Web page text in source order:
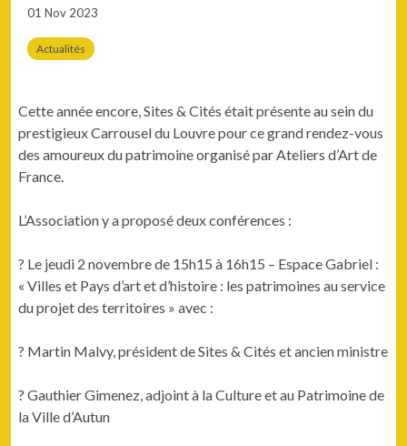
01 Nov 2023
Actualités
Cette année encore, Sites & Cités était présente au sein du
prestigieux Carrousel du Louvre pour ce grand rendez-vous
des amoureux du patrimoine organisé par Ateliers d’Art de
France.
L’Association y a proposé deux conférences :
? Le jeudi 2 novembre de 15h15 à 16h15 – Espace Gabriel :
« Villes et Pays d’art et d’histoire : les patrimoines au service
du projet des territoires » avec :
? Martin Malvy, président de Sites & Cités et ancien ministre
? Gauthier Gimenez, adjoint à la Culture et au Patrimoine de
la Ville d’Autun